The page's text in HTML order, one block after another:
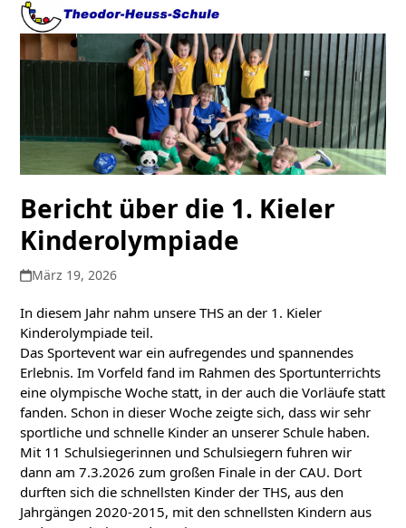
Skip
content
Open
mobile
menu
Close
mobile
menu
Bericht über die 1. Kieler
Kinderolympiade
März 19, 2026
In diesem Jahr nahm unsere THS an der 1. Kieler
Kinderolympiade teil.
Das Sportevent war ein aufregendes und spannendes
Erlebnis. Im Vorfeld fand im Rahmen des Sportunterrichts
eine olympische Woche statt, in der auch die Vorläufe statt
fanden. Schon in dieser Woche zeigte sich, dass wir sehr
sportliche und schnelle Kinder an unserer Schule haben.
Mit 11 Schulsiegerinnen und Schulsiegern fuhren wir
dann am 7.3.2026 zum großen Finale in der CAU. Dort
durften sich die schnellsten Kinder der THS, aus den
Jahrgängen 2020-2015, mit den schnellsten Kindern aus